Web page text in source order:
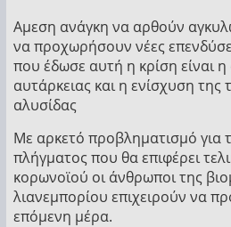
Αμεση ανάγκη να αρθούν
να προχωρήσουν νέες
που έδωσε αυτή η κρίση είναι
αυτάρκειας και η ενίσχυση της
αλυσίδας
Με αρκετό προβληματισμό για
πλήγματος που θα επιφέρει
κορωνοϊού οι άνθρωποι της
λιανεμπορίου επιχειρούν να
επόμενη μέρα.